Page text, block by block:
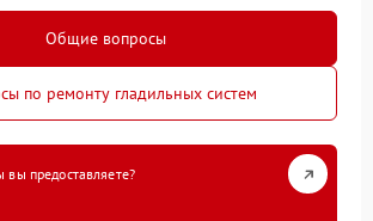
Общие вопросы
по ремонту гладильных систем
предоставляете?